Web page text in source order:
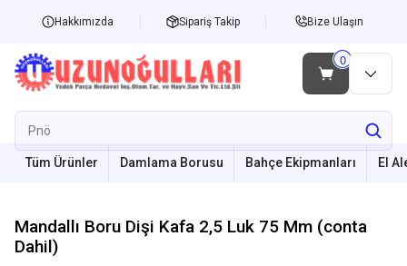
Hakkımızda Sipariş Takip Bize Ulaşın
Tüm Ürünler Damlama Borusu Bahçe Ekipmanları El
Mandallı Boru Dişi Kafa 2,5 Luk 75 Mm (conta
Dahil)